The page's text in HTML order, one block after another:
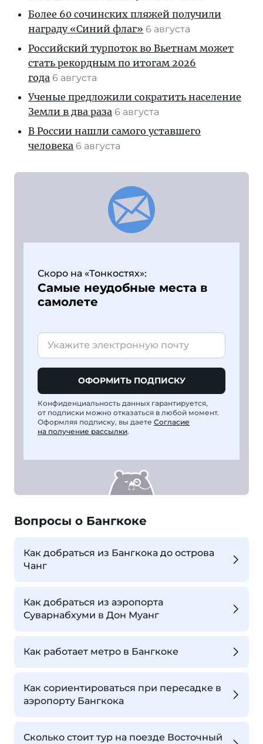
Более 60 сочинских пляжей получили
награду «Синий флаг» 6 августа
Российский турпоток во Вьетнам может
стать рекордным по итогам 2026
года 6 августа
Ученые предложили сократить население
Земли в два раза 6 августа
В России нашли самого уставшего
человека 6 августа
Скоро на «Тонкостях»:
Самые неудобные места в
самолете
ОФОРМИТЬ ПОДПИСКУ
Конфиденциальность данных гарантируется,
от подписки можно отказаться в любой момент.
Оформляя подписку, вы даете Согласие
на получение рассылки.
Вопросы о Бангкоке
Как добраться из Бангкока до острова
Чанг
Как добраться из аэропорта
Суварнабхуми в Дон Муанг
Как работает метро в Бангкоке
Как сориентироваться при пересадке в
аэропорту Бангкока
Сколько стоит тур на поезде Восточный